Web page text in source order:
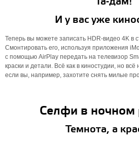
И у вас уже
Теперь вы можете записать HDR‑видео 4K в
Смонтировать его, используя приложения
с помощью AirPlay передать на телевизор
краски и детали. Всё как в киностудии, но
если вы, например, захотите снять милые
Селфи в
Темнота, а